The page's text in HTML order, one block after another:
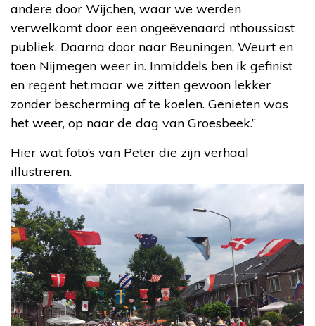
andere door Wijchen, waar we werden
verwelkomt door een ongeëvenaard nthoussiast
publiek. Daarna door naar Beuningen, Weurt en
toen Nijmegen weer in. Inmiddels ben ik gefinist
en regent het,maar we zitten gewoon lekker
zonder bescherming af te koelen. Genieten was
het weer, op naar de dag van Groesbeek.”
Hier wat foto’s van Peter die zijn verhaal
illustreren.